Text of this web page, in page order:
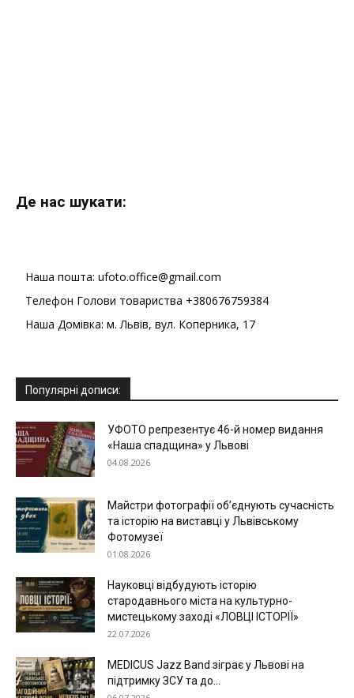
Де нас шукати:
Наша пошта: ufoto.office@gmail.com
Телефон Голови товариства +380676759384
Наша Домівка: м. Львів, вул. Коперника, 17
Популярні дописи:
УФОТО репрезентує 46-й номер видання
«Наша спадщина» у Львові
04.08.2026
Майстри фотографії об’єднують сучасність
та історію на виставці у Львівському
Фотомузеї
01.08.2026
Науковці відбудують історію
стародавнього міста на культурно-
мистецькому заході «ЛОВЦІ ІСТОРІЇ»
22.07.2026
MEDICUS Jazz Band зіграє у Львові на
підтримку ЗСУ та до...